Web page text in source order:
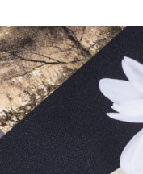
MA VILLE